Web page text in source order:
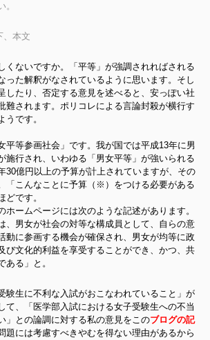
本文
くないですか。「平等」が強調されればされる
った解釈がなされているように思います。そし
したり、否定する意見を述べると、安っぽい社
難されます。ポリコレによる言論封殺が横行す
うです。
平等参画社会」です。我が国では平成13年に男
施行され、いわゆる「男女平等」が強いられる
30億円以上の予算が計上されていますが、その
「こんなことに予算（※）をつける必要がある
どです。
ホームページには次のような記述があります。
、男女が社会の対等な構成員として、自らの意
動に参画する機会が確保され、男女が均等に政
び文化的利益を享受することができ、かつ、共
ある」と。
験生に不利な入試がおこなわれていること」が
て、「医学部入試における女子受験生への不当
」との論調に対する私の意見をこのブログの記
題には考慮すべきやむを得ない理由があるから